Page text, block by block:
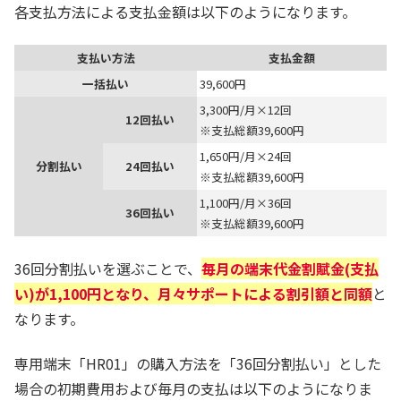
各支払方法による支払金額は以下のようになります。
支払い方法
支払金額
一括払い
39,600円
分割払い
12回払い
3,300円/月×12回
※支払総額39,600円
24回払い
1,650円/月×24回
※支払総額39,600円
36回払い
1,100円/月×36回
※支払総額39,600円
36回分割払いを選ぶことで、 毎月の端末代金割賦金(支払
い)が1,100円となり、月々サポートによる割引額と同額と
なります。
専用端末「HR01」の購入方法を「36回分割払い」とした
場合の初期費用および毎月の支払は以下のようになりま